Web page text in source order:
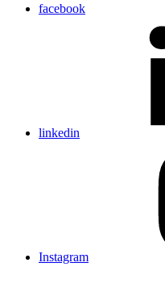
facebook
linkedin
Instagram